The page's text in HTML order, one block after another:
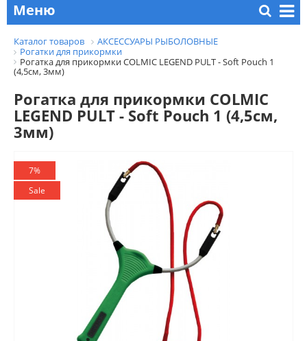
Меню
Каталог товаров
АКСЕССУАРЫ РЫБОЛОВНЫЕ
Рогатки для прикормки
Рогатка для прикормки COLMIC LEGEND PULT - Soft Pouch 1
(4,5см, 3мм)
Рогатка для прикормки COLMIC
LEGEND PULT - Soft Pouch 1 (4,5см,
3мм)
7%
Sale